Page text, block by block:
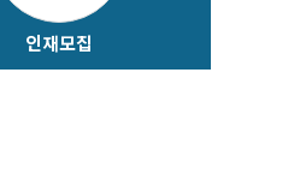
인재모집